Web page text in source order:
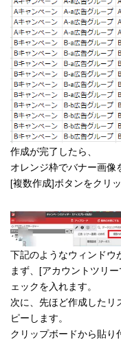
作成が完了したら、
オレンジ枠でバナー画像
[複数作成]ボタンをクリッ
下記のようなウィンドウ
まず、[アカウントツリ
ェックを入れます。
次に、先ほど作成したリ
ピーします。
クリップボードから貼り